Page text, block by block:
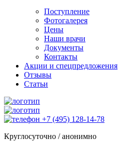
Поступление
Фотогалерея
Цены
Наши врачи
Документы
Контакты
Акции и спецпредложения
Отзывы
Статьи
+7 (495) 128-14-78
Круглосуточно / анонимно